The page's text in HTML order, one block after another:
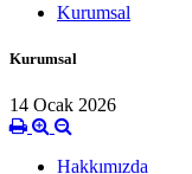
Kurumsal
Kurumsal
14 Ocak 2026
Hakkımızda